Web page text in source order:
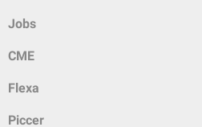
Jobs
CME
Flexa
Piccer